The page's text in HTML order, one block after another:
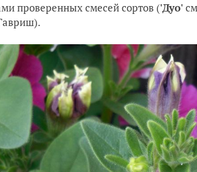
проверенных смесей сортов ('Дуо'